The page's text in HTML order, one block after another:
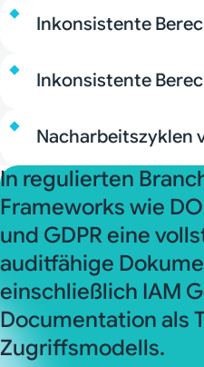
Inkonsistente
Inkonsistente
Nacharbeitszyklen
In regulierten
Frameworks wie
und GDPR eine
auditfähige
einschließlich IAM
Documentation als
Zugriffsmodells.